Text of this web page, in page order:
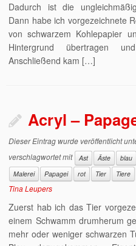
Dadurch ist die
Dann habe ich vorgezeichnete
von schwarzem Kohlepapier
Hintergrund übertragen
Anschließend kam […]
Acryl –
Dieser Eintrag wurde veröffentlicht
verschlagwortet mit
Ast Äste blau
Malerei
Papagei rot Tier Tiere
Tina Leupers
Zuerst hab ich das Tier
einem Schwamm drumherum
mehr oder weniger schwarzen